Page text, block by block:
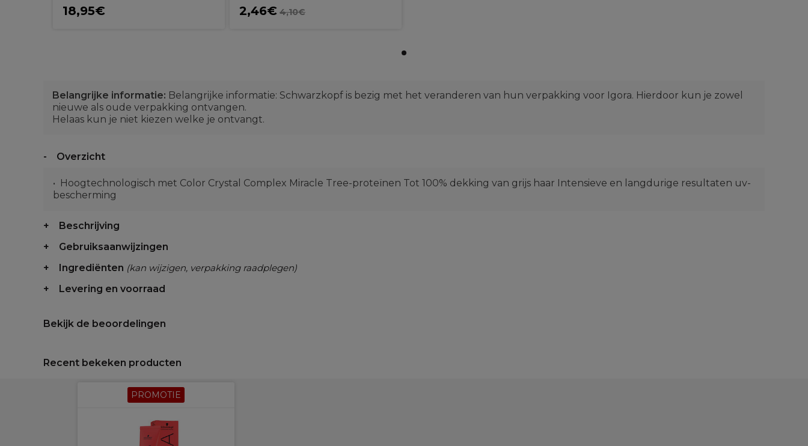
18,95€ 2,46€ 4,10€
Belangrijke informatie: Belangrijke informatie: Schwarzkopf is bezig met het veranderen van hun verpakking voor Igora. Hierdoor kun je zowel
nieuwe als oude verpakking ontvangen.
Helaas kun je niet kiezen welke je ontvangt.
Overzicht
Hoogtechnologisch met Color Crystal Complex Miracle Tree-proteïnen Tot 100% dekking van grijs haar Intensieve en langdurige resultaten uv-
bescherming
Beschrijving
Gebruiksaanwijzingen
Ingrediënten (kan wijzigen, verpakking raadplegen)
Levering en voorraad
Bekijk de beoordelingen
Recent bekeken producten
PROMOTIE